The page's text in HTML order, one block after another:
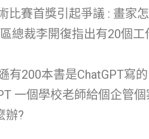
比賽首獎引起爭議 : 畫家
總裁李開復指出有20個工
200本書是ChatGPT寫
一個學校老師給個企管
辦?